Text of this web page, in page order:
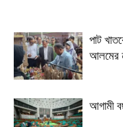
পাট
আলমের
আগামী